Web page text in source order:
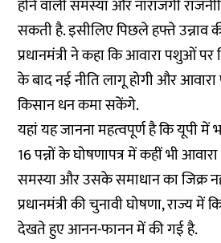
होने वाली समस्या और नाराजगी
सकती है. इसीलिए पिछले हफ्ते उन्नाव
प्रधानमंत्री ने कहा कि आवारा पशुओं पर
के बाद नई नीति लागू होगी और
किसान धन कमा सकेंगे.
यहां यह जानना महत्वपूर्ण है कि यूपी में
16 पन्नों के घोषणापत्र में कहीं भी
समस्या और उसके समाधान का जिक्र
प्रधानमंत्री की चुनावी घोषणा, राज्य
देखते हुए आनन-फानन में की गई है.